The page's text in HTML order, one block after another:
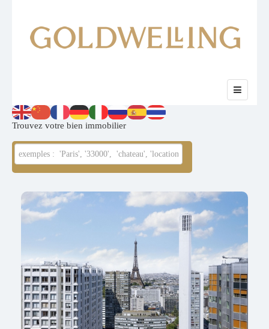
Trouvez votre bien immobilier